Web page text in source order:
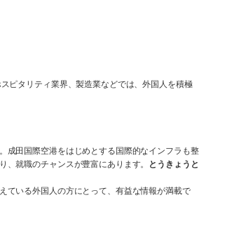
ピタリティ業界、製造業などでは、外国人を積極
成田国際空港をはじめとする国際的なインフラも整
就職のチャンスが豊富にあります。
とうきょうと
ている外国人の方にとって、有益な情報が満載で